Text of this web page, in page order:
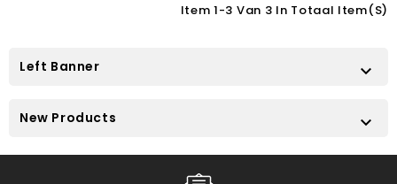
Item 1-3 Van 3 In Totaal Item(s)
Left Banner 
New Products 